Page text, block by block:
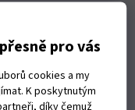
pro vás
cookies a my
K poskytnutým